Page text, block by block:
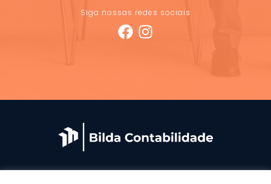
Siga nossas redes sociais